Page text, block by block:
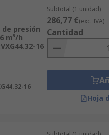
presión
m³/h
16
16
Subtotal (1 unidad)
286,77 €(exc. IVA)
Cantidad
Hoja